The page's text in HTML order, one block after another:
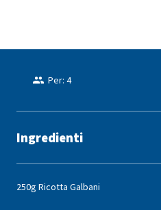
Per: 4
Ingredienti
250g Ricotta Galbani